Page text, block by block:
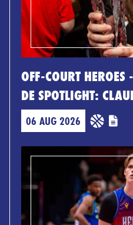
OFF-COURT
DE SPOTLIGHT:
06 AUG 2026